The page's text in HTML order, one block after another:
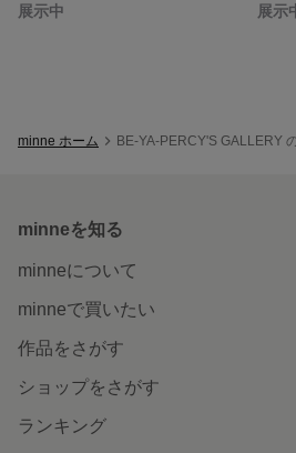
展示中
展示
minne ホーム BE-YA-PERCY'S GALLERY
minneを知る
minneについて
minneで買いたい
作品をさがす
ショップをさがす
ランキング